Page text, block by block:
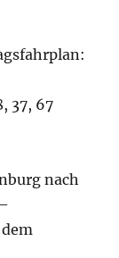
37, 67
nach